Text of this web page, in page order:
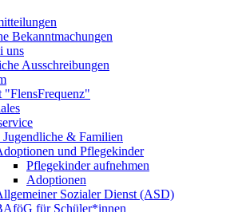
Bekanntmachungen
uns
Ausschreibungen
"FlensFrequenz"
& Familien
und Pflegekinder
Pflegekinder aufnehmen
Adoptionen
Sozialer Dienst (ASD)
für Schüler*innen